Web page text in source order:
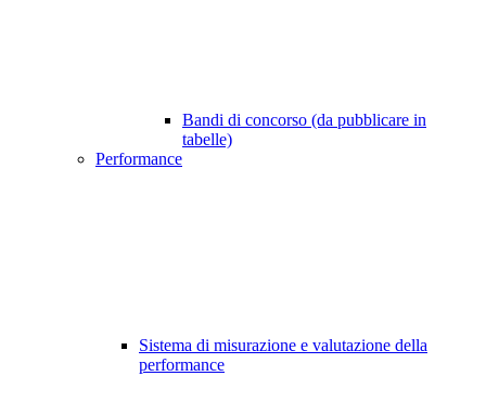
Bandi di concorso (da pubblicare in
tabelle)
Performance
Sistema di misurazione e valutazione della
performance